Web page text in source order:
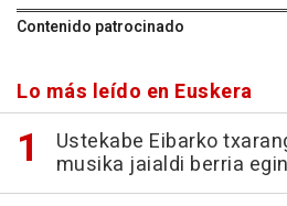
Contenido patrocinado
Lo más leído en Euskera
Ustekabe Eibarko
musika jaialdi berria